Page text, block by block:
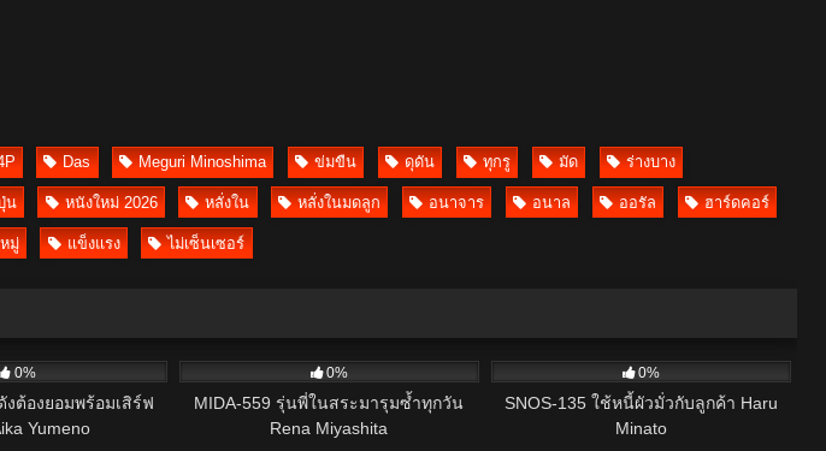
Das Meguri Minoshima ข่มขืน ดุดัน ทุกรู มัด ร่างบาง
น หนังใหม่ 2026 หลั่งใน หลั่งในมดลูก อนาจาร อนาล ออรัล ฮาร์ดคอร์
มู่ แข็งแรง ไม่เซ็นเซอร์
0%
งต้องยอมพร้อมเสิร์ฟ
Yumeno
0%
MIDA-559 รุ่นพี่ในสระมารุมซ้ำทุกวัน
Rena Miyashita
0%
SNOS-135 ใช้หนี้ผัวมั่วกับลูกค้า Haru
Minato